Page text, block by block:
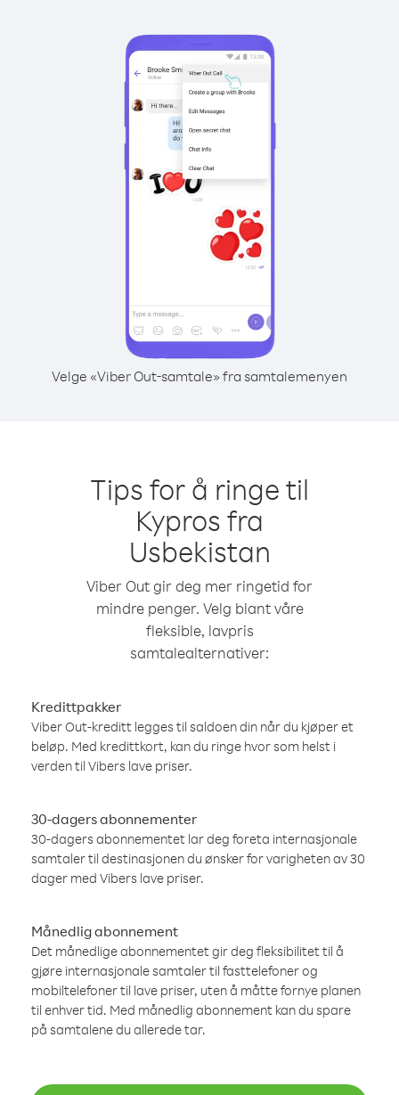
Velge «Viber Out-samtale» fra samtalemenyen
Tips for å ringe til
Kypros fra
Usbekistan
Viber Out gir deg mer ringetid for
mindre penger. Velg blant våre
fleksible, lavpris
samtalealternativer:
Kredittpakker
Viber Out-kreditt legges til saldoen din når du kjøper et
beløp. Med kredittkort, kan du ringe hvor som helst i
verden til Vibers lave priser.
30-dagers abonnementer
30-dagers abonnementet lar deg foreta internasjonale
samtaler til destinasjonen du ønsker for varigheten av 30
dager med Vibers lave priser.
Månedlig abonnement
Det månedlige abonnementet gir deg fleksibilitet til å
gjøre internasjonale samtaler til fasttelefoner og
mobiltelefoner til lave priser, uten å måtte fornye planen
til enhver tid. Med månedlig abonnement kan du spare
på samtalene du allerede tar.